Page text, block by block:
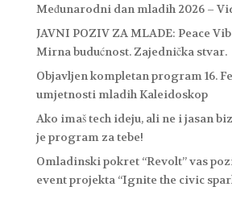
Međunarodni dan mladih 2026 –
JAVNI POZIV ZA MLADE: Peace
Mirna budućnost. Zajednička stvar.
Objavljen kompletan program 16.
umjetnosti mladih Kaleidoskop
Ako imaš tech ideju, ali ne i jasan
je program za tebe!
Omladinski pokret “Revolt” vas
event projekta “Ignite the civic